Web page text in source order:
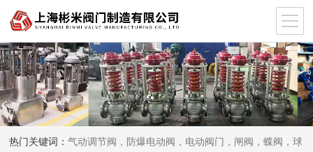
热门关键词：气动调节阀，防爆电动阀，电动阀门，闸阀，蝶阀，球